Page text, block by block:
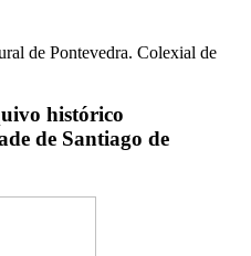
de Pontevedra. Colexial de
histórico
de Santiago de